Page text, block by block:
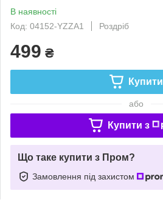
В наявності
Код: 04152-YZZA1
Роздріб
499 ₴
Купити
або
Купити з
Що таке купити з Пром?
Замовлення під захистом